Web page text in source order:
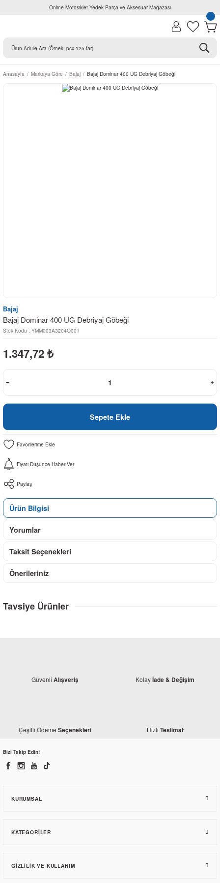
Online Motosiklet Yedek Parça ve Aksesuar Mağazası
Anasayfa Markaya Göre Bajaj Bajaj Dominar 400 UG Debriyaj Göbeği
Bajaj
Bajaj Dominar 400 UG Debriyaj Göbeği
Stok Kodu : YMM003A3204Q001
1.347,72 ₺
Sepete Ekle
Fiyatı Düşünce Haber Ver
Paylaş
Ürün Bilgisi
Yorumlar
Taksit Seçenekleri
Önerileriniz
Tavsiye Ürünler
Bajaj Dominar 400 Plaka Lambası
861,38 TL
Güvenli Alışveriş Kolayİade & Değişim
Çeşitli Ödeme Seçenekleri Hızlı Teslimat
Bizi Takip Edin!
KURUMSAL
KATEGORILER
GIZLILIK VE KULLANIM